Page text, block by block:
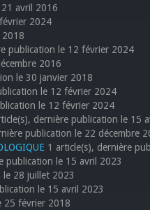
avril 2016
2024
2018
publication le 12 février 2024
2016
le 30 janvier 2018
le 12 février 2024
le 12 février 2024
dernière publication le 15
publication le 22 décembre
1 article(s), dernière
publication le 15 avril 2023
le 28 juillet 2023
le 15 avril 2023
25 février 2018